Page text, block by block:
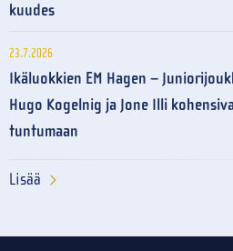
kuudes
23.7.2026
Ikäluokkien EM Hagen –
Hugo Kogelnig ja Jone Illi
tuntumaan
Lisää